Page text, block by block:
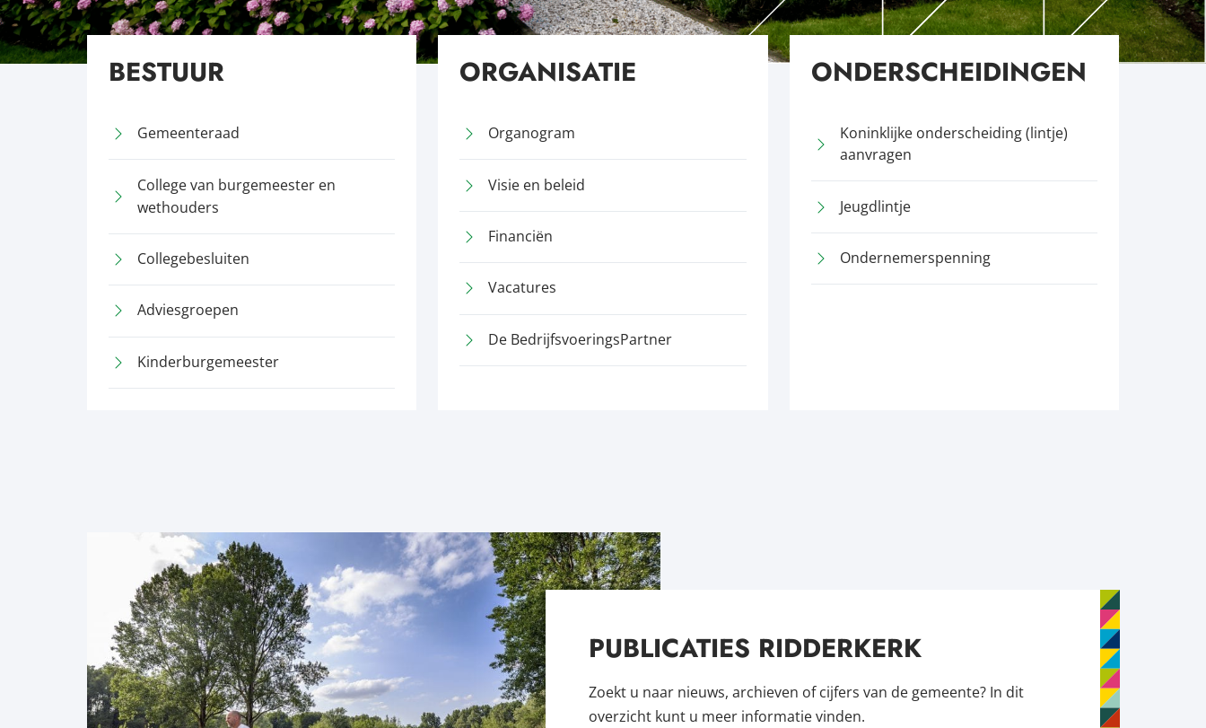
BESTUUR
Gemeenteraad
College van burgemeester en
wethouders
Collegebesluiten
Adviesgroepen
Kinderburgemeester
ORGANISATIE
Organogram
Visie en beleid
Financiën
Vacatures
De BedrijfsvoeringsPartner
ONDERSCHEIDINGEN
Koninklijke onderscheiding (lintje)
aanvragen
Jeugdlintje
Ondernemerspenning
PUBLICATIES RIDDERKERK
Zoekt u naar nieuws, archieven of cijfers van de gemeente? In dit
overzicht kunt u meer informatie vinden.